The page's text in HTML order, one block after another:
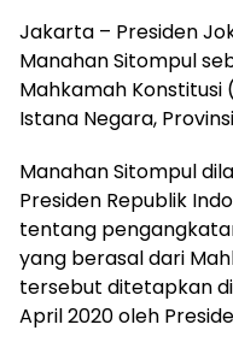
Jakarta – Presiden
Manahan Sitompul
Mahkamah Konstitusi
Istana Negara,
Manahan Sitompul
Presiden Republik
tentang
yang berasal dari
tersebut ditetapkan
April 2020 oleh